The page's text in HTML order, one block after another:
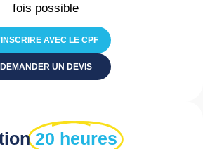
fois possible
AVEC LE CPF
DEMANDER UN DEVIS
20 heures